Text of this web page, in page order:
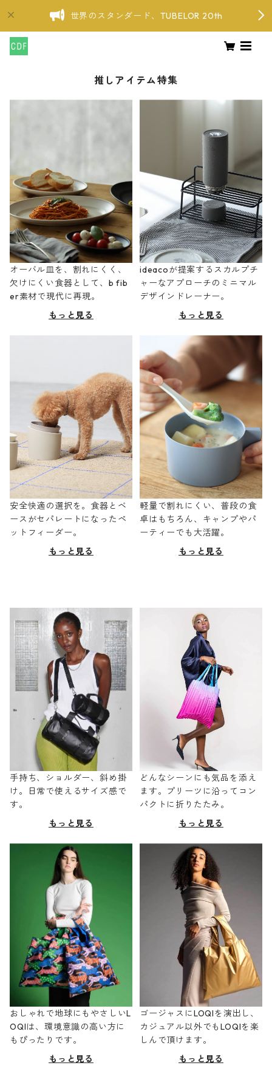
世界のスタンダード、TUBELOR 20th
推しアイテム特集
オーバル皿を、割れにくく、
欠けにくい食器として、b fib
er素材で現代に再現。
もっと見る
ideacoが提案するスカルプチ
ャーなアプローチのミニマル
デザインドレーナー。
もっと見る
安全快適の選択を。食器とベ
ースがセパレートになったペ
ットフィーダー。
もっと見る
軽量で割れにくい、普段の食
卓はもちろん、キャンプやパ
ーティーでも大活躍。
もっと見る
手持ち、ショルダー、斜め掛
け。日常で使えるサイズ感で
す。
もっと見る
どんなシーンにも気品を添え
ます。プリーツに沿ってコン
パクトに折りたたみ。
もっと見る
おしゃれで地球にもやさしいL
OQIは、環境意識の高い方に
もぴったりです。
もっと見る
ゴージャスにLOQIを演出し、
カジュアル以外でもLOQIを楽
しんで頂けます。
もっと見る